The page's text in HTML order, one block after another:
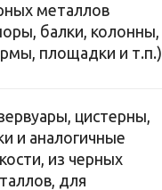
металлов
балки, колонны,
площадки и т.п.)
цистерны,
и аналогичные
из черных
для